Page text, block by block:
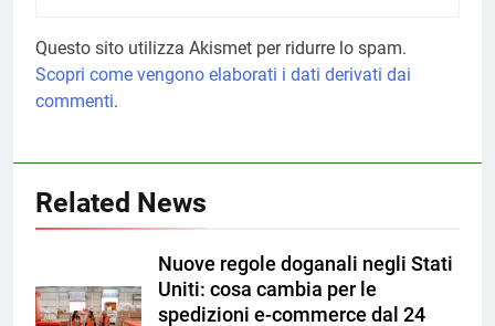
Questo sito utilizza Akismet per ridurre lo spam.
Scopri come vengono elaborati i dati derivati dai
commenti.
Related News
Nuove regole doganali negli Stati
Uniti: cosa cambia per le
spedizioni e-commerce dal 24